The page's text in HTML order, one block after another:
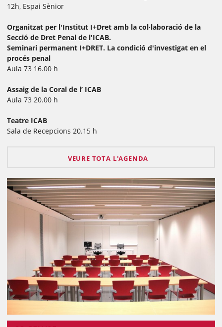
12h, Espai Sènior
Organitzat per l'Institut I+Dret amb la col·laboració de la
Secció de Dret Penal de l'ICAB.
Seminari permanent I+DRET. La condició d'investigat en el
procés penal
Aula 73 16.00 h
Assaig de la Coral de l’ ICAB
Aula 73 20.00 h
Teatre ICAB
Sala de Recepcions 20.15 h
VEURE TOTA L'AGENDA